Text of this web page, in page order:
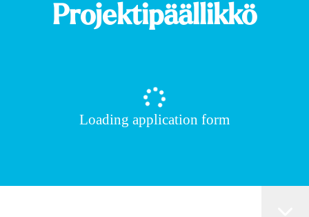
Projektipäällikkö
Loading application form